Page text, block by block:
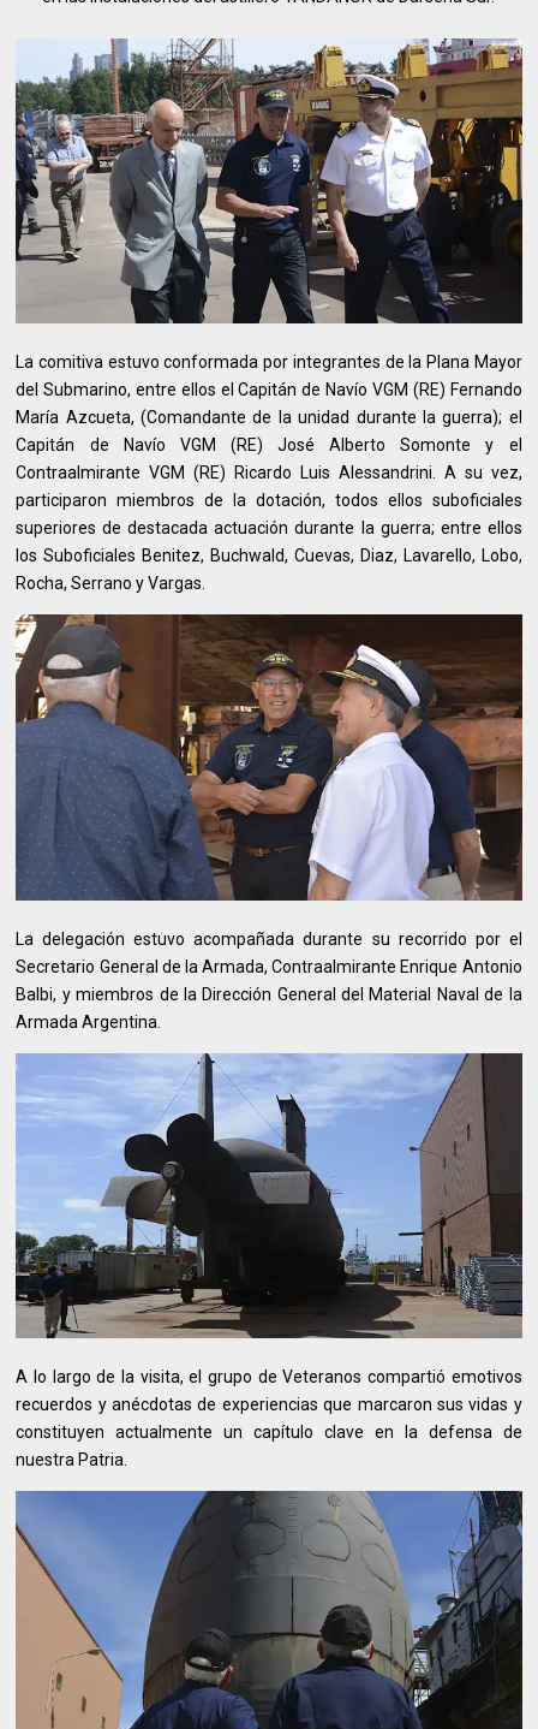
La comitiva estuvo conformada por integrantes de la Plana Mayor
del Submarino, entre ellos el Capitán de Navío VGM (RE) Fernando
María Azcueta, (Comandante de la unidad durante la guerra); el
Capitán de Navío VGM (RE) José Alberto Somonte y el
Contraalmirante VGM (RE) Ricardo Luis Alessandrini. A su vez,
participaron miembros de la dotación, todos ellos suboficiales
superiores de destacada actuación durante la guerra; entre ellos
los Suboficiales Benitez, Buchwald, Cuevas, Diaz, Lavarello, Lobo,
Rocha, Serrano y Vargas.
La delegación estuvo acompañada durante su recorrido por el
Secretario General de la Armada, Contraalmirante Enrique Antonio
Balbi, y miembros de la Dirección General del Material Naval de la
Armada Argentina.
A lo largo de la visita, el grupo de Veteranos compartió emotivos
recuerdos y anécdotas de experiencias que marcaron sus vidas y
constituyen actualmente un capítulo clave en la defensa de
nuestra Patria.